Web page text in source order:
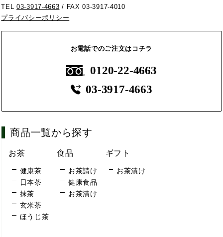
TEL03-3917-4663 / FAX 03-3917-4010
プライバシーポリシー
お電話でのご注文はコチラ
0120-22-4663
03-3917-4663
商品一覧から探す
お茶
健康茶
日本茶
抹茶
玄米茶
ほうじ茶
食品
お茶請け
健康食品
お茶漬け
ギフト
お茶漬け